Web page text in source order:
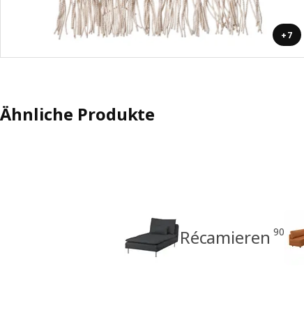
+7
Ähnliche Produkte
Récamieren 90